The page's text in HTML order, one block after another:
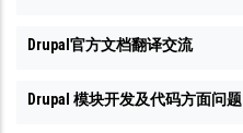
Drupal官方文档翻译交流
Drupal 模块开发及代码方面问题